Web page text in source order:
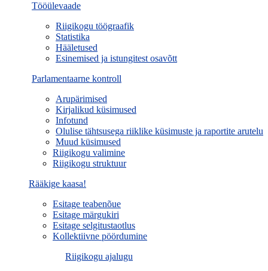
Tööülevaade
Riigikogu töögraafik
Statistika
Hääletused
Esinemised ja istungitest osavõtt
Parlamentaarne kontroll
Arupärimised
Kirjalikud küsimused
Infotund
Olulise tähtsusega riiklike küsimuste ja raportite arutelu
Muud küsimused
Riigikogu valimine
Riigikogu struktuur
Rääkige kaasa!
Esitage teabenõue
Esitage märgukiri
Esitage selgitustaotlus
Kollektiivne pöördumine
Riigikogu ajalugu